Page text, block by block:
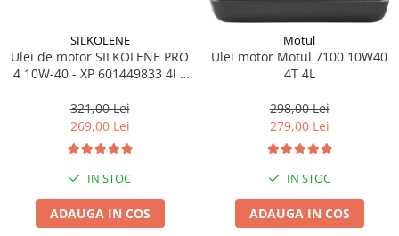
SILKOLENE
Ulei de motor SILKOLENE PRO
4 10W-40 - XP 601449833 4l +
321,00 Lei
269,00 Lei
IN STOC
ADAUGA IN COS
Motul
Ulei motor Motul 7100 10W40
4T 4L
298,00 Lei
279,00 Lei
IN STOC
ADAUGA IN COS